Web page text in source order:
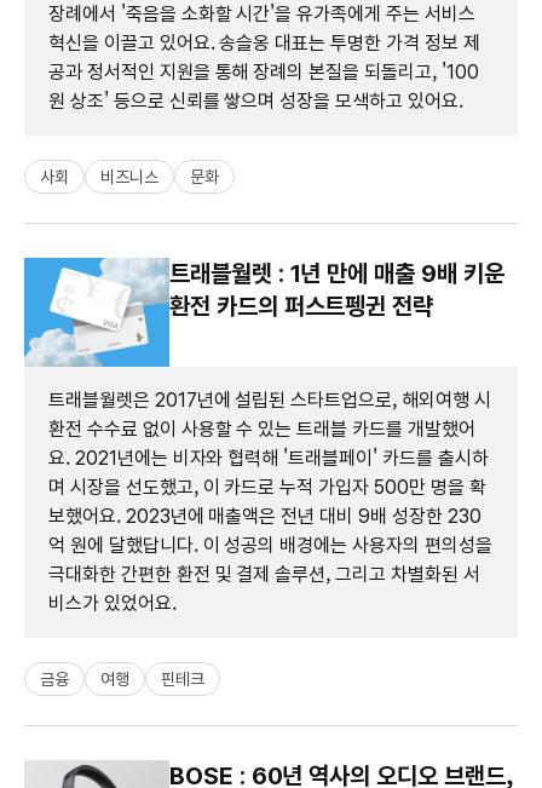
장례에서 '죽음을 소화할 시간'을 유가족에게 주는 서비스
혁신을 이끌고 있어요. 송슬옹 대표는 투명한 가격 정보 제
공과 정서적인 지원을 통해 장례의 본질을 되돌리고, '100
원 상조' 등으로 신뢰를 쌓으며 성장을 모색하고 있어요.
사회 비즈니스 문화
트래블월렛 : 1년 만에 매출 9배 키운
환전 카드의 퍼스트펭귄 전략
트래블월렛은 2017년에 설립된 스타트업으로, 해외여행 시
환전 수수료 없이 사용할 수 있는 트래블 카드를 개발했어
요. 2021년에는 비자와 협력해 '트래블페이' 카드를 출시하
며 시장을 선도했고, 이 카드로 누적 가입자 500만 명을 확
보했어요. 2023년에 매출액은 전년 대비 9배 성장한 230
억 원에 달했답니다. 이 성공의 배경에는 사용자의 편의성을
극대화한 간편한 환전 및 결제 솔루션, 그리고 차별화된 서
비스가 있었어요.
금융 여행 핀테크
BOSE : 60년 역사의 오디오 브랜드,